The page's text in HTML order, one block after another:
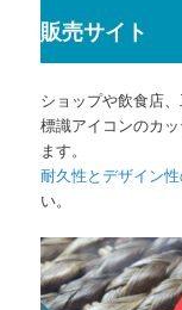
販売サイト
ショップや飲食店
標識アイコンのカ
ます。
耐久性とデザイン
い。